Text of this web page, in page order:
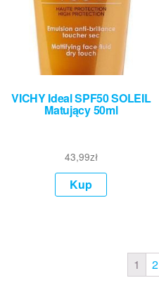
VICHY Ideal SPF50 SOLEIL
Matujący 50ml
43,99zł
Kup
1 2